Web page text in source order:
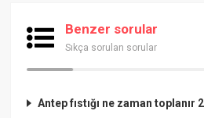
Benzer sorular
Sıkça sorulan sorular
Antep fıstığı ne zaman toplanır